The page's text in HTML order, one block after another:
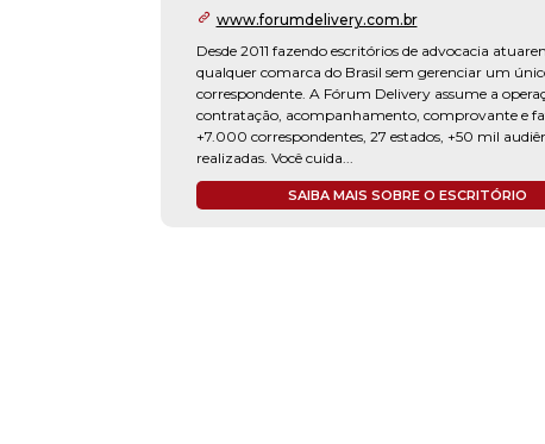
www.forumdelivery.com.br
Desde 2011 fazendo escritórios de advocacia
qualquer comarca do Brasil sem gerenciar um
correspondente. A Fórum Delivery assume a
contratação, acompanhamento, comprovante e
+7.000 correspondentes, 27 estados, +50 mil
realizadas. Você cuida...
SAIBA MAIS SOBRE O ESCRITÓRIO